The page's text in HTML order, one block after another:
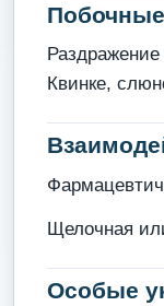
Квинке,
Щелочная
Особые